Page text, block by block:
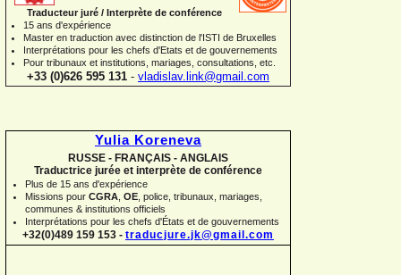
Traducteur juré / Interprète de conférence
15 ans d'expérience
Master en traduction avec distinction de l'ISTI de Bruxelles
Interprétations pour les chefs d'Etats et de gouvernements
Pour tribunaux et institutions , mariages, consultations, etc.
+33 (0)626 595 131 - vladislav.link@gmail.com
Yulia Koreneva
RUSSE - FRANÇAIS - ANGLAIS
Traductrice jurée et interprète de conférence
Plus de 15 ans d'expérience
Missions pour CGRA OE police, tribunaux, mariages,
communes & institutions officiels
Interprétations pour les chefs d'États et de gouvernements
+32(0)489 159 153 - traducjure.jk@gmail.com